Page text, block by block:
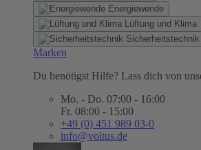
Energiewende
Lüftung und Klima
Sicherheitstechnik
Marken
Du benötigst Hilfe? Lass dich von
Mo. - Do. 07:00 - 16:00
Fr. 08:00 - 15:00
+49 (0) 451 989 03-0
info@voltus.de